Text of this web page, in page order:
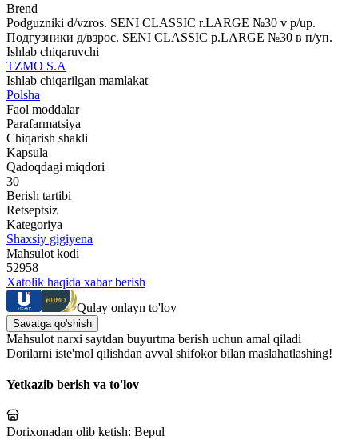
Brend
Podguzniki d/vzros. SENI CLASSIC r.LARGE №30 v p/up.
Подгузники д/взрос. SENI CLASSIC р.LARGE №30 в п/уп.
Ishlab chiqaruvchi
TZMO S.A
Ishlab chiqarilgan mamlakat
Polsha
Faol moddalar
Parafarmatsiya
Chiqarish shakli
Kapsula
Qadoqdagi miqdori
30
Berish tartibi
Retseptsiz
Kategoriya
Shaxsiy gigiyena
Mahsulot kodi
52958
Xatolik haqida xabar berish
Qulay onlayn to'lov
Savatga qo'shish
Mahsulot narxi saytdan buyurtma berish uchun amal qiladi
Dorilarni iste'mol qilishdan avval shifokor bilan maslahatlashing!
Yetkazib berish va to'lov
Dorixonadan olib ketish: Bepul